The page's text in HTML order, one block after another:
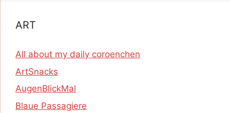
ART
All about my daily coroenchen
ArtSnacks
AugenBlickMal
Blaue Passagiere